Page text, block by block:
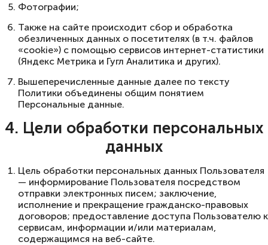
Фотографии;
Также на сайте происходит сбор и обработка
обезличенных данных о посетителях (в т.ч. файлов
«cookie») с помощью сервисов интернет-статистики
(Яндекс Метрика и Гугл Аналитика и других).
Вышеперечисленные данные далее по тексту
Политики объединены общим понятием
Персональные данные.
4. Цели обработки персональных
данных
Цель обработки персональных данных Пользователя
— информирование Пользователя посредством
отправки электронных писем; заключение,
исполнение и прекращение гражданско-правовых
договоров; предоставление доступа Пользователю к
сервисам, информации и/или материалам,
содержащимся на веб-сайте.